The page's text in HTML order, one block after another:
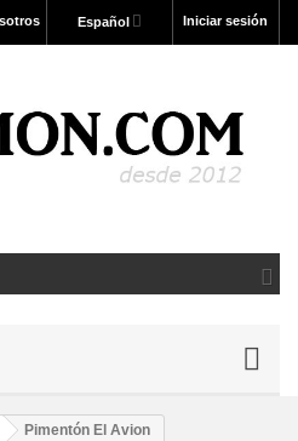
Iniciar sesión
Español
Pimentón El Avion